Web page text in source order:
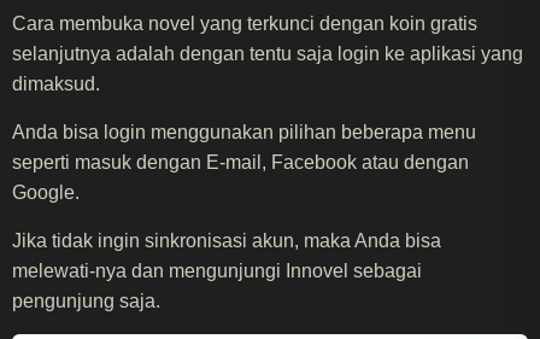
Cara membuka novel yang terkunci dengan koin gratis
selanjutnya adalah dengan tentu saja login ke aplikasi yang
dimaksud.
Anda bisa login menggunakan pilihan beberapa menu
seperti masuk dengan E-mail, Facebook atau dengan
Google.
Jika tidak ingin sinkronisasi akun, maka Anda bisa
melewati-nya dan mengunjungi Innovel sebagai
pengunjung saja.